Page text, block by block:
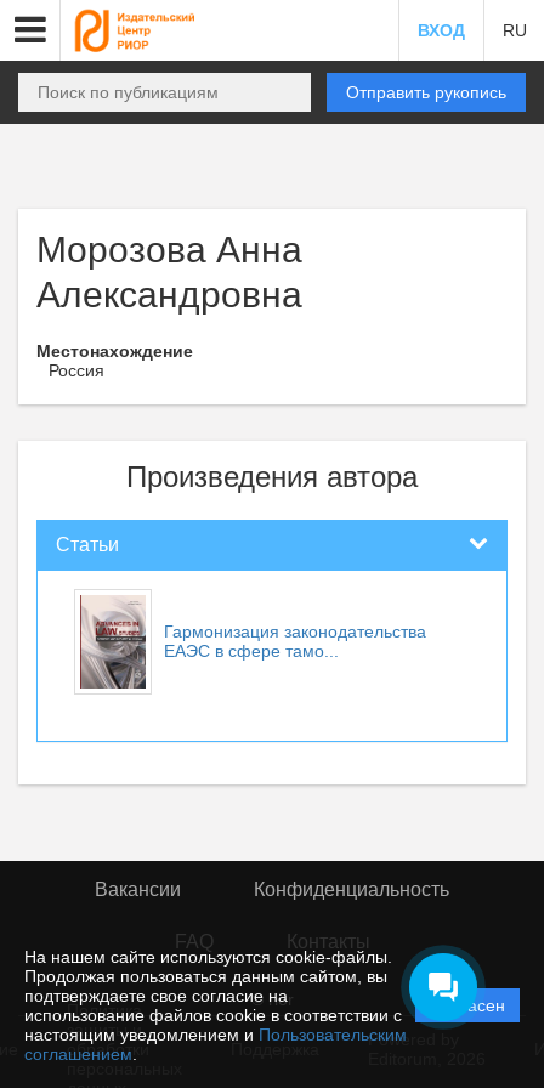
На нашем сайте используются cookie-файлы.
Продолжая пользоваться данным сайтом, вы
подтверждаете свое согласие на
использование файлов cookie в соответствии с
настоящим уведомлением и Пользовательским
соглашением
Согласен
ВХОД RU
Отправить рукопись
Морозова Анна
Александровна
Местонахождение
Россия
Произведения автора
Статьи
Гармонизация законодательства
ЕАЭС в сфере тамо...
Вакансии Конфиденциальность
FAQ Контакты
© rior
Политика
защиты и
обработки
Powered by